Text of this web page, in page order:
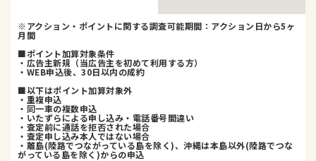
※アクション・ポイントに関する調査可能期間：アクション日から5ヶ
月間
■ポイント加算対象条件
・広告主新規（当広告主を初めて利用する方）
・WEB申込後、30日以内の成約
■以下はポイント加算対象外
・重複申込
・同一車の複数申込
・いたずらによる申し込み・電話番号間違い
・査定前に通話を拒否された場合
・査定申し込み本人ではない場合
・離島(陸路でつながっている島を除く)、沖縄は本島以外(陸路でつな
がっている島を除く)からの申込